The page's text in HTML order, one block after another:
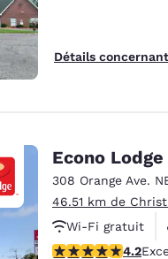
Détails
Econo
308 Orange Ave.
46.51 km de
Wi-Fi gratuit
4.21 étoiles.4.2